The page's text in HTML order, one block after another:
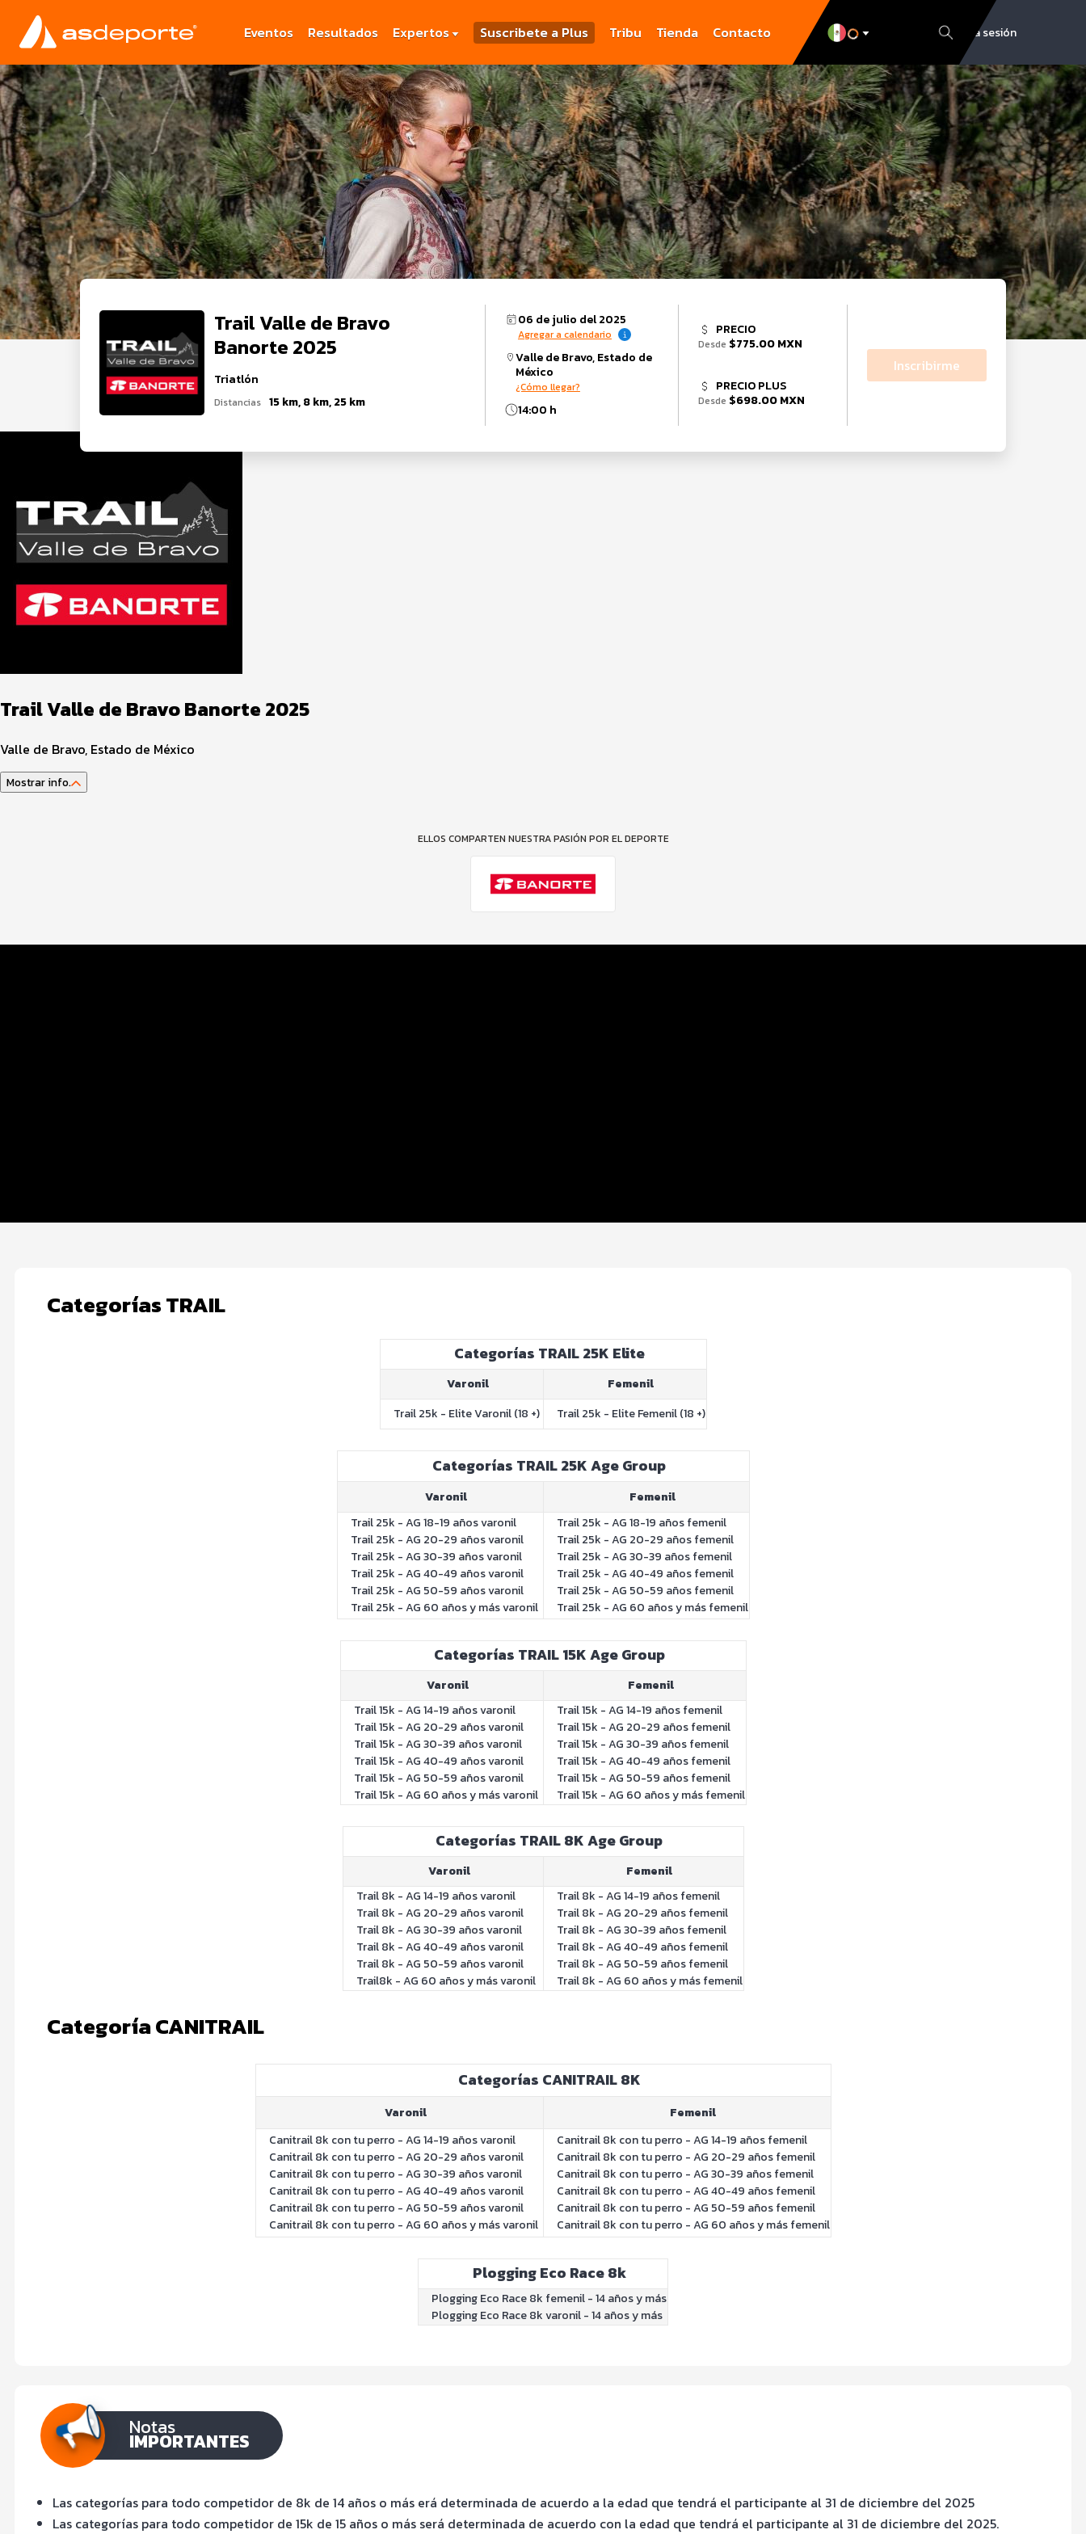
Eventos Resultados Expertos Suscribete a Plus Tribu Tienda Contacto Inicia sesión
Trail Valle de Bravo
Banorte 2025
Triatlón
Distancias 15 km, 8 km, 25 km
06 de julio del 2025
Agregar a calendario
Valle de Bravo, Estado de
México
¿Cómo llegar?
14:00 h
PRECIO
Desde $775.00 MXN
PRECIO PLUS
Desde $698.00 MXN
Inscribirme
Trail Valle de Bravo Banorte 2025
Valle de Bravo, Estado de México
Mostrar info.
ELLOS COMPARTEN NUESTRA PASIÓN POR EL DEPORTE
Categorías TRAIL
Categorías TRAIL 25K Elite
Varonil
Femenil
Trail 25k - Elite Varonil (18 +)
Trail 25k - Elite Femenil (18 +)
Categorías TRAIL 25K Age Group
Varonil
Femenil
Trail 25k - AG 18-19 años varonil
Trail 25k - AG 20-29 años varonil
Trail 25k - AG 30-39 años varonil
Trail 25k - AG 40-49 años varonil
Trail 25k - AG 50-59 años varonil
Trail 25k - AG 60 años y más varonil
Trail 25k - AG 18-19 años femenil
Trail 25k - AG 20-29 años femenil
Trail 25k - AG 30-39 años femenil
Trail 25k - AG 40-49 años femenil
Trail 25k - AG 50-59 años femenil
Trail 25k - AG 60 años y más femenil
Categorías TRAIL 15K Age Group
Varonil
Femenil
Trail 15k - AG 14-19 años varonil
Trail 15k - AG 20-29 años varonil
Trail 15k - AG 30-39 años varonil
Trail 15k - AG 40-49 años varonil
Trail 15k - AG 50-59 años varonil
Trail 15k - AG 60 años y más varonil
Trail 15k - AG 14-19 años femenil
Trail 15k - AG 20-29 años femenil
Trail 15k - AG 30-39 años femenil
Trail 15k - AG 40-49 años femenil
Trail 15k - AG 50-59 años femenil
Trail 15k - AG 60 años y más femenil
Categorías TRAIL 8K Age Group
Varonil
Femenil
Trail 8k - AG 14-19 años varonil
Trail 8k - AG 20-29 años varonil
Trail 8k - AG 30-39 años varonil
Trail 8k - AG 40-49 años varonil
Trail 8k - AG 50-59 años varonil
Trail8k - AG 60 años y más varonil
Trail 8k - AG 14-19 años femenil
Trail 8k - AG 20-29 años femenil
Trail 8k - AG 30-39 años femenil
Trail 8k - AG 40-49 años femenil
Trail 8k - AG 50-59 años femenil
Trail 8k - AG 60 años y más femenil
Categoría CANITRAIL
Categorías CANITRAIL 8K
Varonil
Femenil
Canitrail 8k con tu perro - AG 14-19 años varonil
Canitrail 8k con tu perro - AG 20-29 años varonil
Canitrail 8k con tu perro - AG 30-39 años varonil
Canitrail 8k con tu perro - AG 40-49 años varonil
Canitrail 8k con tu perro - AG 50-59 años varonil
Canitrail 8k con tu perro - AG 60 años y más varonil
Canitrail 8k con tu perro - AG 14-19 años femenil
Canitrail 8k con tu perro - AG 20-29 años femenil
Canitrail 8k con tu perro - AG 30-39 años femenil
Canitrail 8k con tu perro - AG 40-49 años femenil
Canitrail 8k con tu perro - AG 50-59 años femenil
Canitrail 8k con tu perro - AG 60 años y más femenil
Plogging Eco Race 8k
Plogging Eco Race 8k femenil - 14 años y más
Plogging Eco Race 8k varonil - 14 años y más
Notas
IMPORTANTES
Las categorías para todo competidor de 8k de 14 años o más erá determinada de acuerdo a la edad que tendrá el participante al 31 de diciembre del 2025
Las categorías para todo competidor de 15k de 15 años o más será determinada de acuerdo con la edad que tendrá el participante al 31 de diciembre del 2025.